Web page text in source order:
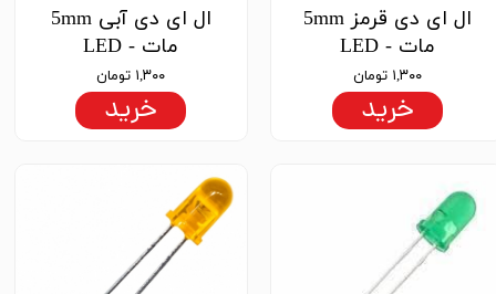
ال ای دی قرمز 5mm
مات - LED
۱,۳۰۰ تومان
خرید
ال ای دی آبی 5mm
مات - LED
۱,۳۰۰ تومان
خرید